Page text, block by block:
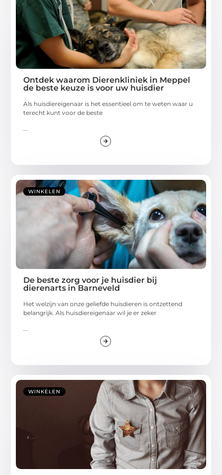
Ontdek waarom Dierenkliniek in Meppel
de beste keuze is voor uw huisdier
Als huisdiereigenaar is het essentieel om te weten waar u
terecht kunt voor de beste
...
WINKELEN
De beste zorg voor je huisdier bij
dierenarts in Barneveld
Het welzijn van onze geliefde huisdieren is ontzettend
belangrijk. Als huisdiereigenaar wil je er zeker
...
WINKELEN